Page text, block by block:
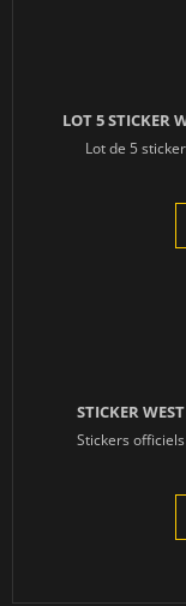
LOT 5 STICKER
Lot de 5
STICKER
Stickers